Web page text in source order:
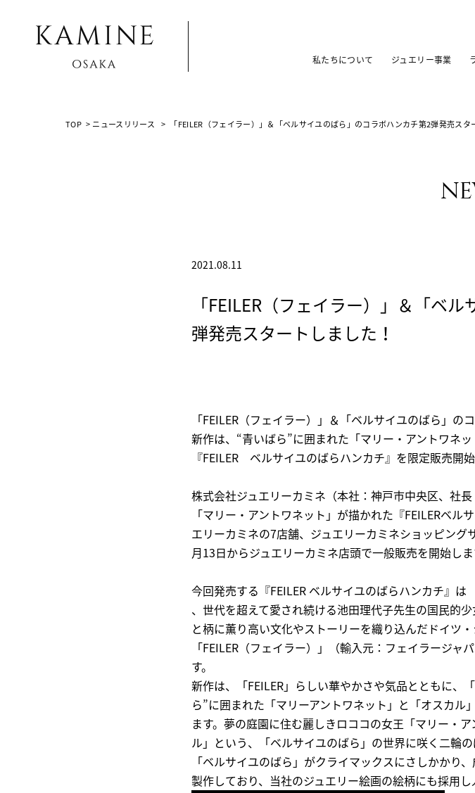
私たちについて ジュエリー事業
TOP > ニュースリリース > 「FEILER（フェイラー）」＆「ベルサイユのばら」のコラボハンカチ第2弾発売スタ
2021.08.11
「FEILER（フェイラー）」＆「ベ
弾発売スタートしました！
「FEILER（フェイラー）」＆ 「ベルサイユのばら」の
新作は、“青いばら”に囲まれた「マリー・アントワネ
『FEILER
ベルサイユのばらハンカチ』を限定販売開始
株式会社ジュエリーカミネ（本社：神戸市中央区、社
「マリー・アントワネット」 が描かれた 『FEILERベル
エリーカミネの7店舗、ジュエリーカミネショッピング
月13日からジュエリーカミネ店頭で一般販売を開始しま
今回発売する 『FEILER ベルサイユのばらハンカチ』 は
、世代を超えて愛され続ける池田理代子先生の国民的
と柄に薫り高い文化やストーリーを織り込んだドイツ
「FEILER（フェイラー）」（輸入元：フェイラージ
す。
新作は、「FEILER」らしい華やかさや気品とともに、
ら”に囲まれた「マリーアントワネット」と「オスカ
ます。夢の庭園に住む麗しきロココの女王「マリー・
ル」という、「ベルサイユのばら」の世界に咲く二輪
「ベルサイユのばら」がクライマックスにさしかかり
製作しており、当社のジュエリー絵画の絵柄にも採用し